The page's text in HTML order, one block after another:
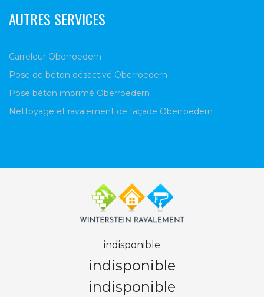
AUTRES SERVICES
Carreleur Oberroedern
Pose de béton désactivé Oberroedern
Pose béton imprimé Oberroedern
Nettoyage et ravalement de façade Oberroedern
indisponible
indisponible
indisponible